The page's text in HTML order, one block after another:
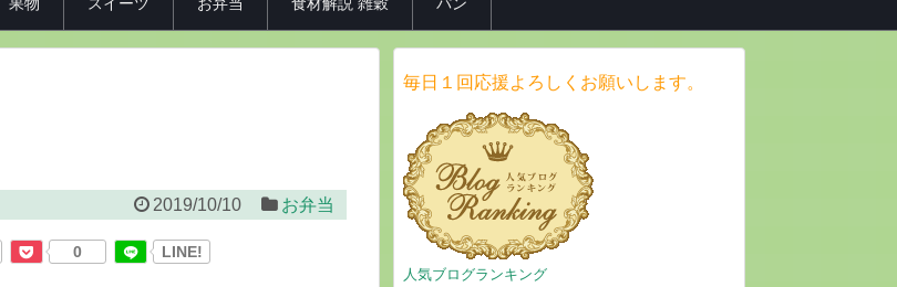
2019/10/10 お弁当
0 LINE!
毎日１回応援よろしくお願いします。
人気ブログランキング